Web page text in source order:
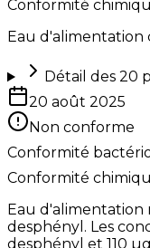
Conformité
Eau
Détail des 20
20 août 2025
Non conforme
Conformité
Conformité
Eau
desphényl. Les
desphényl et 110